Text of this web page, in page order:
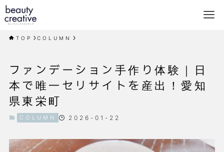
TOP COLUMN
ファンデーション手作り体験｜日
本で唯一セリサイトを産出！愛知
県東栄町
COLUMN 2026-01-22